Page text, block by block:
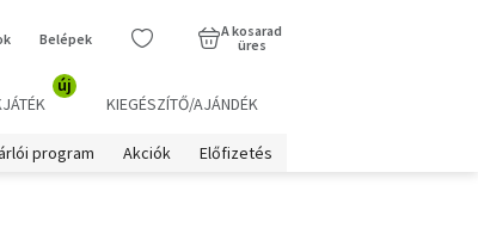
Belépek
A kosarad
üres
új
KIEGÉSZÍTŐ/AJÁNDÉK
program Akciók Előfizetés